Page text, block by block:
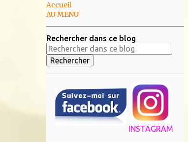
Accueil
AU MENU
Rechercher dans ce blog
INSTAGRAM